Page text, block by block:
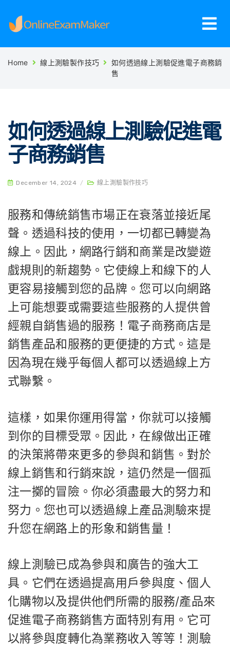
Home 線上測驗製作技巧
如何透過線上測驗促進電子商務銷
售
如何透過線上測驗促進電
子商務銷售
December 14, 2024 / 線上測驗製作技巧
服務和傳統銷售市場正在衰落並接近尾
聲。透過科技的使用，一切都已轉變為
線上。因此，網路行銷和商業是改變遊
戲規則的新趨勢。它使線上和線下的人
更容易接觸到您的品牌。您可以向網路
上可能想要或需要這些服務的人提供曾
經親自銷售過的服務！電子商務商店是
銷售產品和服務的更便捷的方式。這是
因為現在幾乎每個人都可以透過線上方
式聯繫。
這樣，如果你運用得當，你就可以接觸
到你的目標受眾。因此，在線做出正確
的決策將帶來更多的參與和銷售。對於
線上銷售和行銷來說，這仍然是一個孤
注一擲的冒險。你必須盡最大的努力和
努力。您也可以透過線上產品測驗來提
升您在網路上的形象和銷售量！
線上測驗已成為參與和廣告的強大工
具。它們在透過提高用戶參與度、個人
化購物以及提供他們所需的服務/產品來
促進電子商務銷售方面特別有用。它可
以將參與度轉化為業務收入等等！測驗